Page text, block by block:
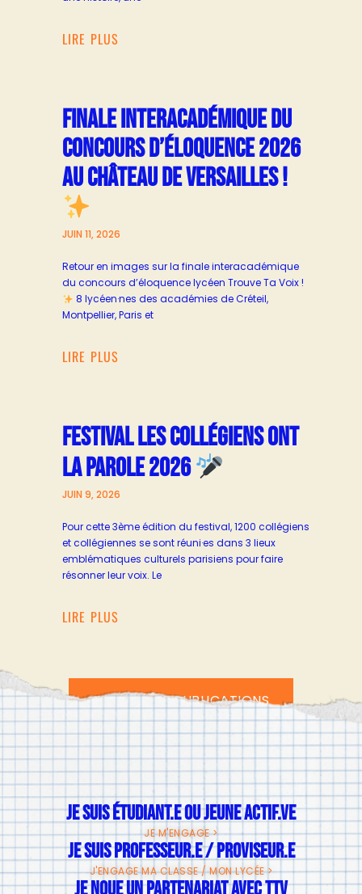
LIRE PLUS
FINALE INTERACADÉMIQUE DU
CONCOURS D’ÉLOQUENCE 2026
AU CHÂTEAU DE VERSAILLES !
JUIN 11, 2026
Retour en images sur la finale interacadémique
du concours d’éloquence lycéen Trouve Ta Voix !
8 lycéen·nes des académies de Créteil,
Montpellier, Paris et
LIRE PLUS
FESTIVAL LES COLLÉGIENS ONT
LA PAROLE 2026
JUIN 9, 2026
Pour cette 3ème édition du festival, 1200 collégiens
et collégiennes se sont réuni·es dans 3 lieux
emblématiques culturels parisiens pour faire
résonner leur voix. Le
LIRE PLUS
TOUTES LES PUBLICATIONS
JE SUIS ÉTUDIANT.E OU JEUNE ACTIF.VE
JE M'ENGAGE >
JE SUIS PROFESSEUR.E / PROVISEUR.E
J'ENGAGE MA CLASSE / MON LYCÉE >